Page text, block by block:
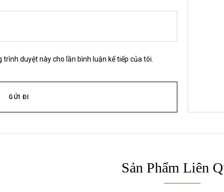
duyệt này cho lần bình luận kế tiếp của tôi.
Sản Phẩm Liên